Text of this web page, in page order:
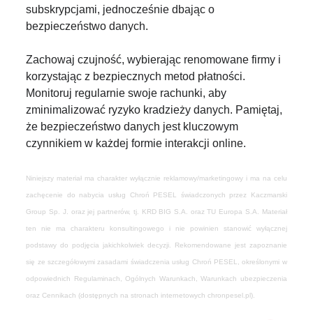
subskrypcjami, jednocześnie dbając o
bezpieczeństwo danych.
Zachowaj czujność, wybierając renomowane firmy i
korzystając z bezpiecznych metod płatności.
Monitoruj regularnie swoje rachunki, aby
zminimalizować ryzyko kradzieży danych. Pamiętaj,
że bezpieczeństwo danych jest kluczowym
czynnikiem w każdej formie interakcji online.
Niniejszy materiał ma charakter wyłącznie reklamowy/marketingowy i ma na celu
zachęcenie do nabycia usług Chroń PESEL świadczonych przez Kaczmarski
Group Sp. J. oraz jej partnerów, tj. KRD BIG S.A. oraz TU Europa S.A. Materiał
ten nie ma charakteru konsultingowego i nie powinien stanowić wyłącznej
podstawy do podjęcia jakichkolwiek decyzji. Rekomendowane jest zapoznanie
się ze szczegółowymi zasadami świadczenia usług Chroń PESEL, określonymi w
odpowiednich Regulaminach, Ogólnych Warunkach, Warunkach ubezpieczenia
oraz Cennikach (dostępnych na stronach internetowych chronpesel.pl).